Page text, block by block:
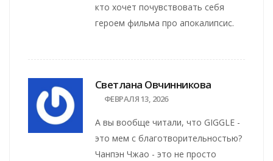
кто хочет почувствовать себя
героем фильма про апокалипсис.
Светлана Овчинникова
ФЕВРАЛЯ 13, 2026
А вы вообще читали, что GIGGLE -
это мем с благотворительностью?
Чанпэн Чжао - это не просто